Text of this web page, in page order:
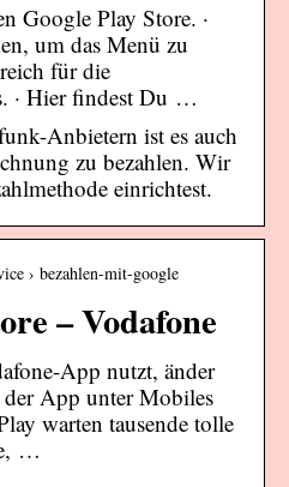
Google Play Store. ·
um das Menü zu
für die
· Hier findest Du …
Anbietern ist es auch
zu bezahlen. Wir
einrichtest.
› bezahlen-mit-google
– Vodafone
App nutzt, änder
App unter Mobiles
warten tausende tolle
…